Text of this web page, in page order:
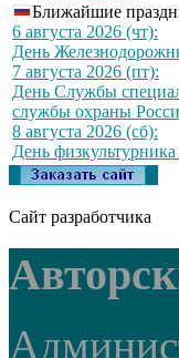
Ближайшие
6 августа 2026 (чт):
День
7 августа 2026 (пт):
День Службы
службы охраны
8 августа 2026 (сб):
День
Сайт разработчика